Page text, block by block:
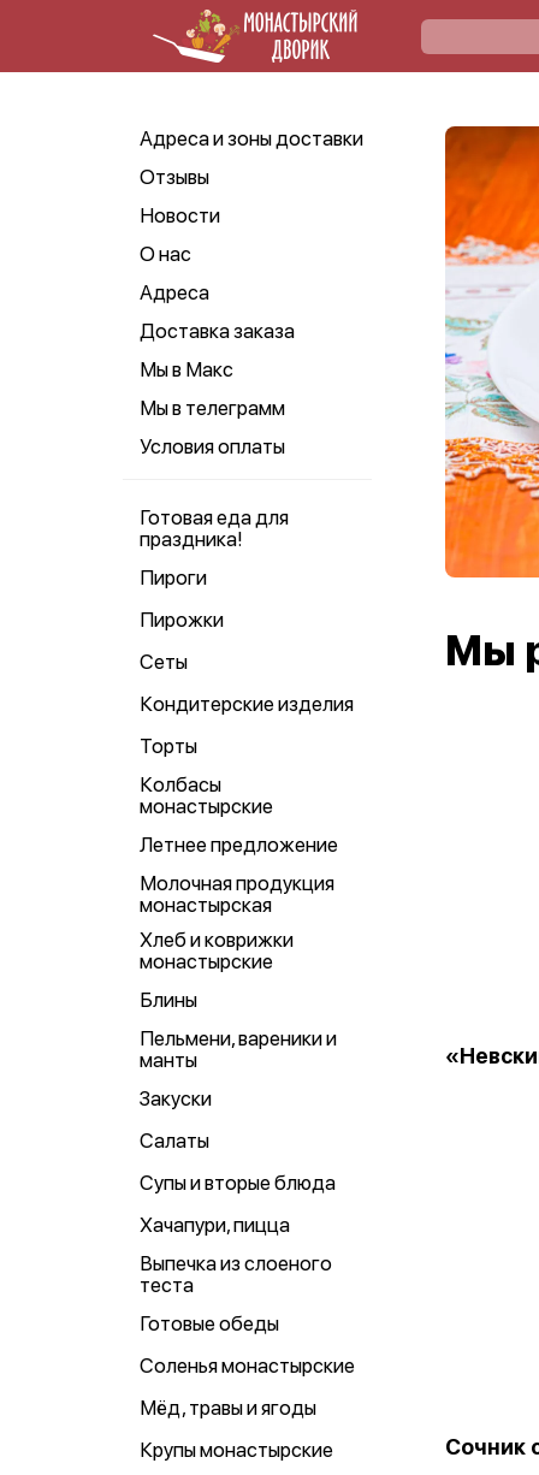
Адреса и зоны доставки
Отзывы
Новости
О нас
Адреса
Доставка заказа
Мы в Макс
Мы в телеграмм
Условия оплаты
Готовая еда для
праздника!
Пироги
Пирожки
Сеты
Кондитерские изделия
Торты
Колбасы
монастырские
Летнее предложение
Молочная продукция
монастырская
Хлеб и коврижки
монастырские
Блины
Пельмени, вареники и
манты
Закуски
Салаты
Супы и вторые блюда
Хачапури, пицца
Выпечка из слоеного
теста
Готовые обеды
Соленья монастырские
Мёд, травы и ягоды
Крупы монастырские
Мы
Сочник